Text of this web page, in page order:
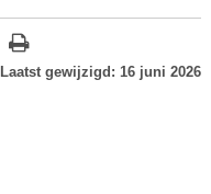
Laatst gewijzigd: 16 juni 2026